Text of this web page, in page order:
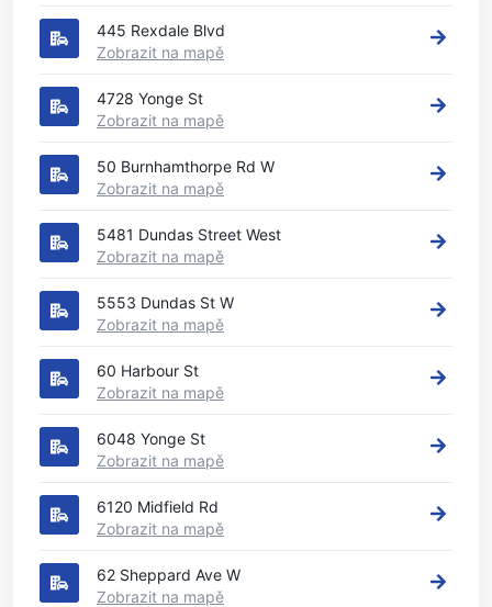
445 Rexdale Blvd
Zobrazit na mapě
4728 Yonge St
Zobrazit na mapě
50 Burnhamthorpe Rd W
Zobrazit na mapě
5481 Dundas Street West
Zobrazit na mapě
5553 Dundas St W
Zobrazit na mapě
60 Harbour St
Zobrazit na mapě
6048 Yonge St
Zobrazit na mapě
6120 Midfield Rd
Zobrazit na mapě
62 Sheppard Ave W
Zobrazit na mapě